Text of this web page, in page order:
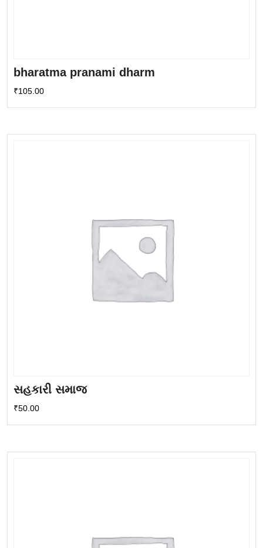
bharatma pranami dharm
₹105.00
સહકારી સમાજ
₹50.00